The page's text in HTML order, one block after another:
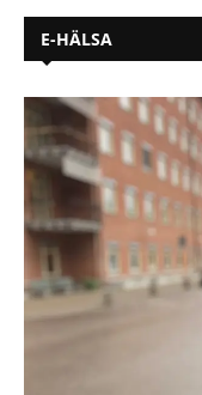
E-HÄLSA